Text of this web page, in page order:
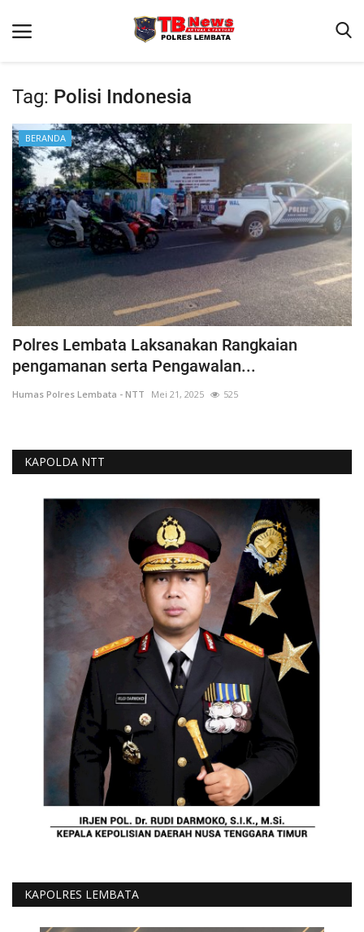
Beranda
Binkam
Terms & Conditions
Giat Ops
Reskrim
Polisi Kita
Lantas
Tag: Polisi Indonesia
BERANDA
Polres Lembata Laksanakan Rangkaian
pengamanan serta Pengawalan...
Humas Polres Lembata - NTT Mei 21, 2025 525
KAPOLDA NTT
KAPOLRES LEMBATA